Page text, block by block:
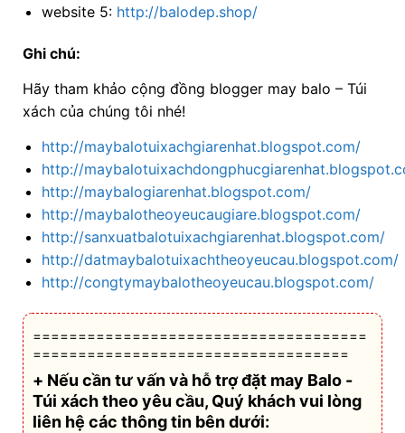
website 5: http://balodep.shop/
Ghi chú:
Hãy tham khảo cộng đồng blogger may balo – Túi
xách của chúng tôi nhé!
http://maybalotuixachgiarenhat.blogspot.com/
http://
http://maybalogiarenhat.blogspot.com/
http://maybalotheoyeucaugiare.blogspot.com/
http://sanxuatbalotuixachgiarenhat.blogspot.com/
http://datmaybalotuixachtheoyeucau.blogspot.com/
http://congtymaybalotheoyeucau.blogspot.com/
=====================================
===================================
+ Nếu cần tư vấn và hỗ trợđặt may Balo -
Túi xách theo yêu cầu, Quý khách vui lòng
liên hệ các thông tin bên dưới: